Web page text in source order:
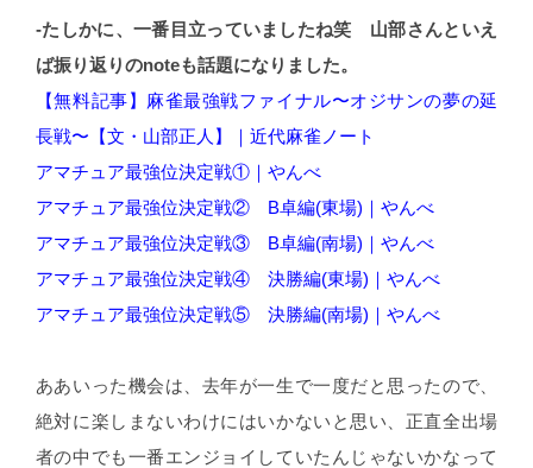
-たしかに、一番目立っていましたね笑 山部さんといえ
ば振り返りのnoteも話題になりました。
【無料記事】麻雀最強戦ファイナル〜オジサンの夢の延
長戦〜【文・山部正人】｜近代麻雀ノート
アマチュア最強位決定戦①｜やんべ
アマチュア最強位決定戦② B卓編(東場)｜やんべ
アマチュア最強位決定戦③ B卓編(南場)｜やんべ
アマチュア最強位決定戦④ 決勝編(東場)｜やんべ
アマチュア最強位決定戦⑤ 決勝編(南場)｜やんべ
ああいった機会は、去年が一生で一度だと思ったので、
絶対に楽しまないわけにはいかないと思い、正直全出場
者の中でも一番エンジョイしていたんじゃないかなって